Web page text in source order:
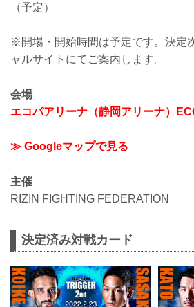
（予定）
※開場・開始時間は予定です。決定
ャルサイトにてご案内します。
会場
エコパアリーナ（静岡アリーナ）
≫ Googleマップで見る
主催
RIZIN FIGHTING FEDERATION
決定済み対戦カード